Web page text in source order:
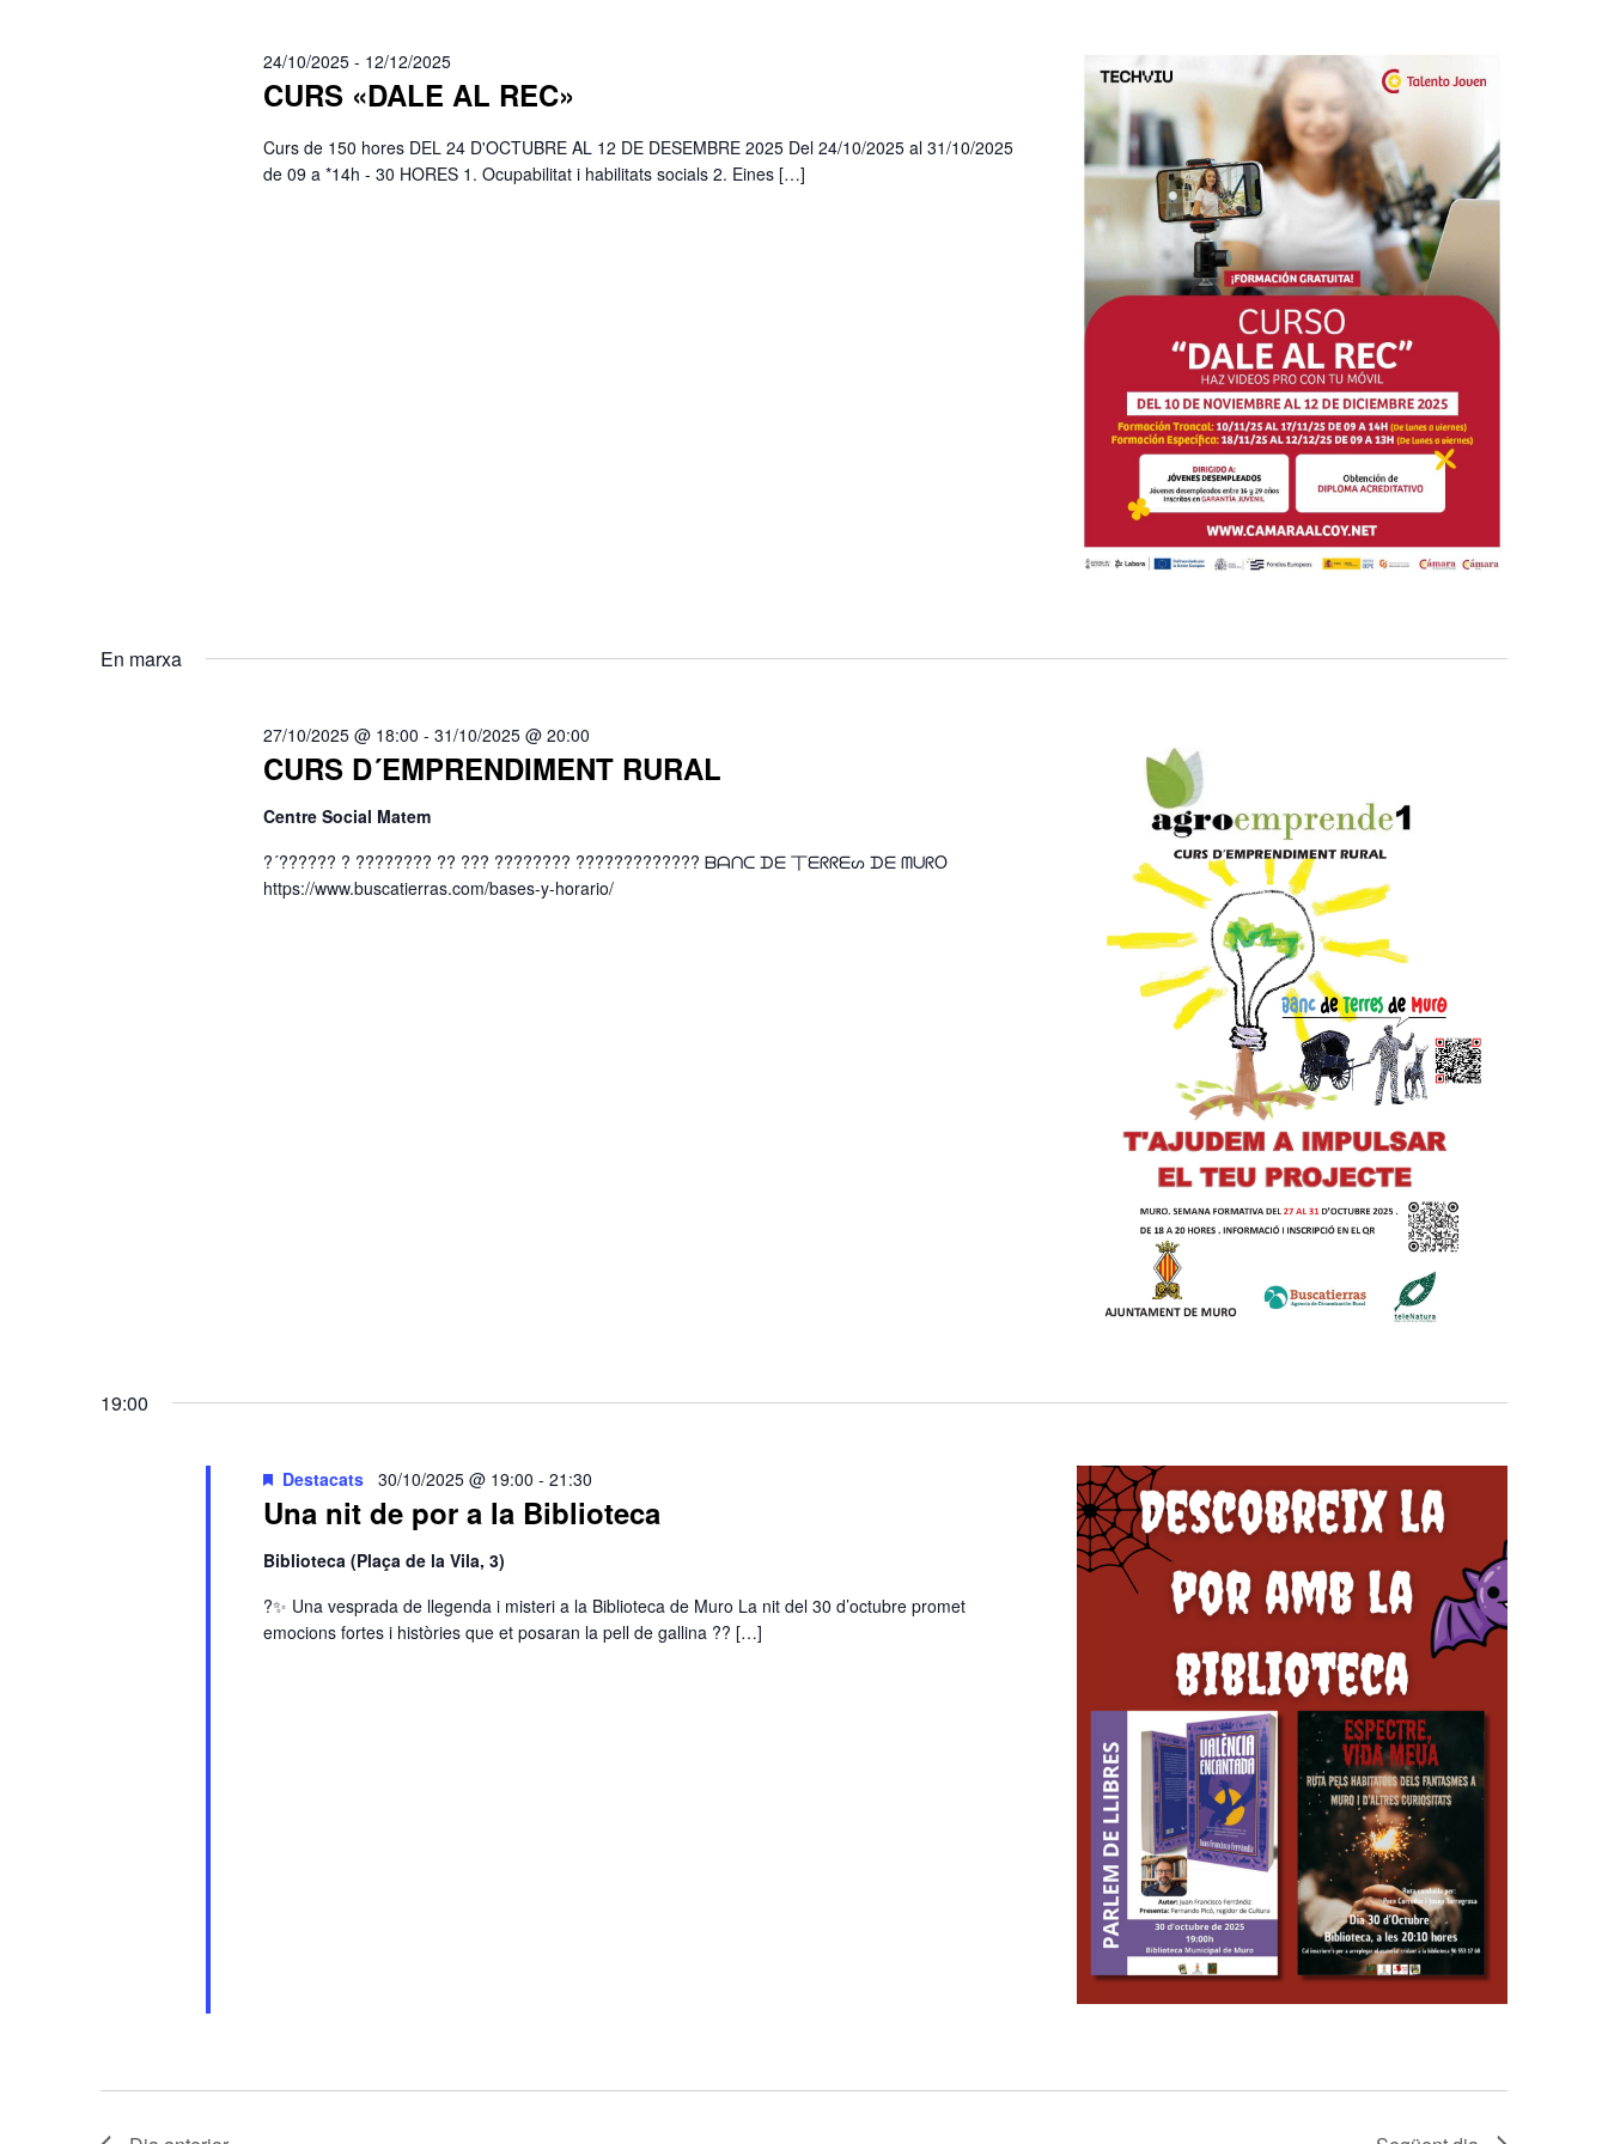
CURS «DALE AL REC»
24/10/2025- 12/12/2025
Curs de 150 hores DEL 24 D'OCTUBRE AL 12 DE DESEMBRE 2025 Del 24/10/2025 al 31/10/2025
de 09 a *14h - 30 HORES 1. Ocupabilitat i habilitats socials 2. Eines […]
En marxa
CURS D´EMPRENDIMENT RURAL
27/10/2025 @ 18:00 - 31/10/2025 @ 20:00
Centre Social Matem
?´?????? ? ???????? ?? ??? ???????? ????????????? ᗷᗩᑎᑕ ᗪᗴ 丅ᗴᖇᖇᗴᔕ ᗪᗴ ᗰᑌᖇO
https://www.buscatierras.com/bases-y-horario/
19:00
Una nit de por a la Biblioteca
Destacats 30/10/2025 @ 19:00 - 21:30
Biblioteca (Plaça de la Vila, 3)
?✨ Una vesprada de llegenda i misteri a la Biblioteca de Muro La nit del 30 d’octubre promet
emocions fortes i històries que et posaran la pell de gallina ?️? […]